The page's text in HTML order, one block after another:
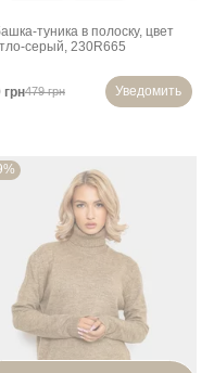
туника в полоску, цвет
серый, 230R665
грн479 грн Уведомить